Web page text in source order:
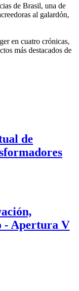
de Brasil, una de
al galardón,
en cuatro crónicas,
más destacados de
de
- Apertura V